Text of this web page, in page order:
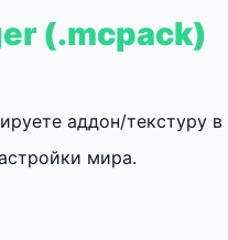
(.mcpack)
аддон/текстуру в
мира.